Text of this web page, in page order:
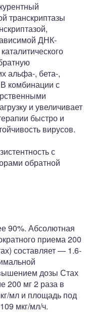
транскриптазы
ДНК-
альфа-, бета-,
комбинации с
и увеличивает
быстро и
вирусов.
с
обратной
90%. Абсолютная
приема 200
составляет — 1.6-
дозы Стах
200 мг 2 раза в
мл и площадь под
мкг/мл/ч.